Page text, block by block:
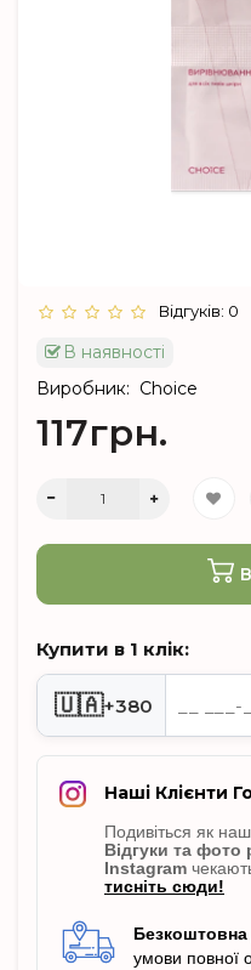
Відгуків: 0
В наявності
Виробник: Choice
117грн.
Купити в 1 клік:
🇺🇦+380
Наші Клієнти
Подивіться як
Відгуки та фото
Instagram
тисніть сюди!
Безкоштовна
умови повної